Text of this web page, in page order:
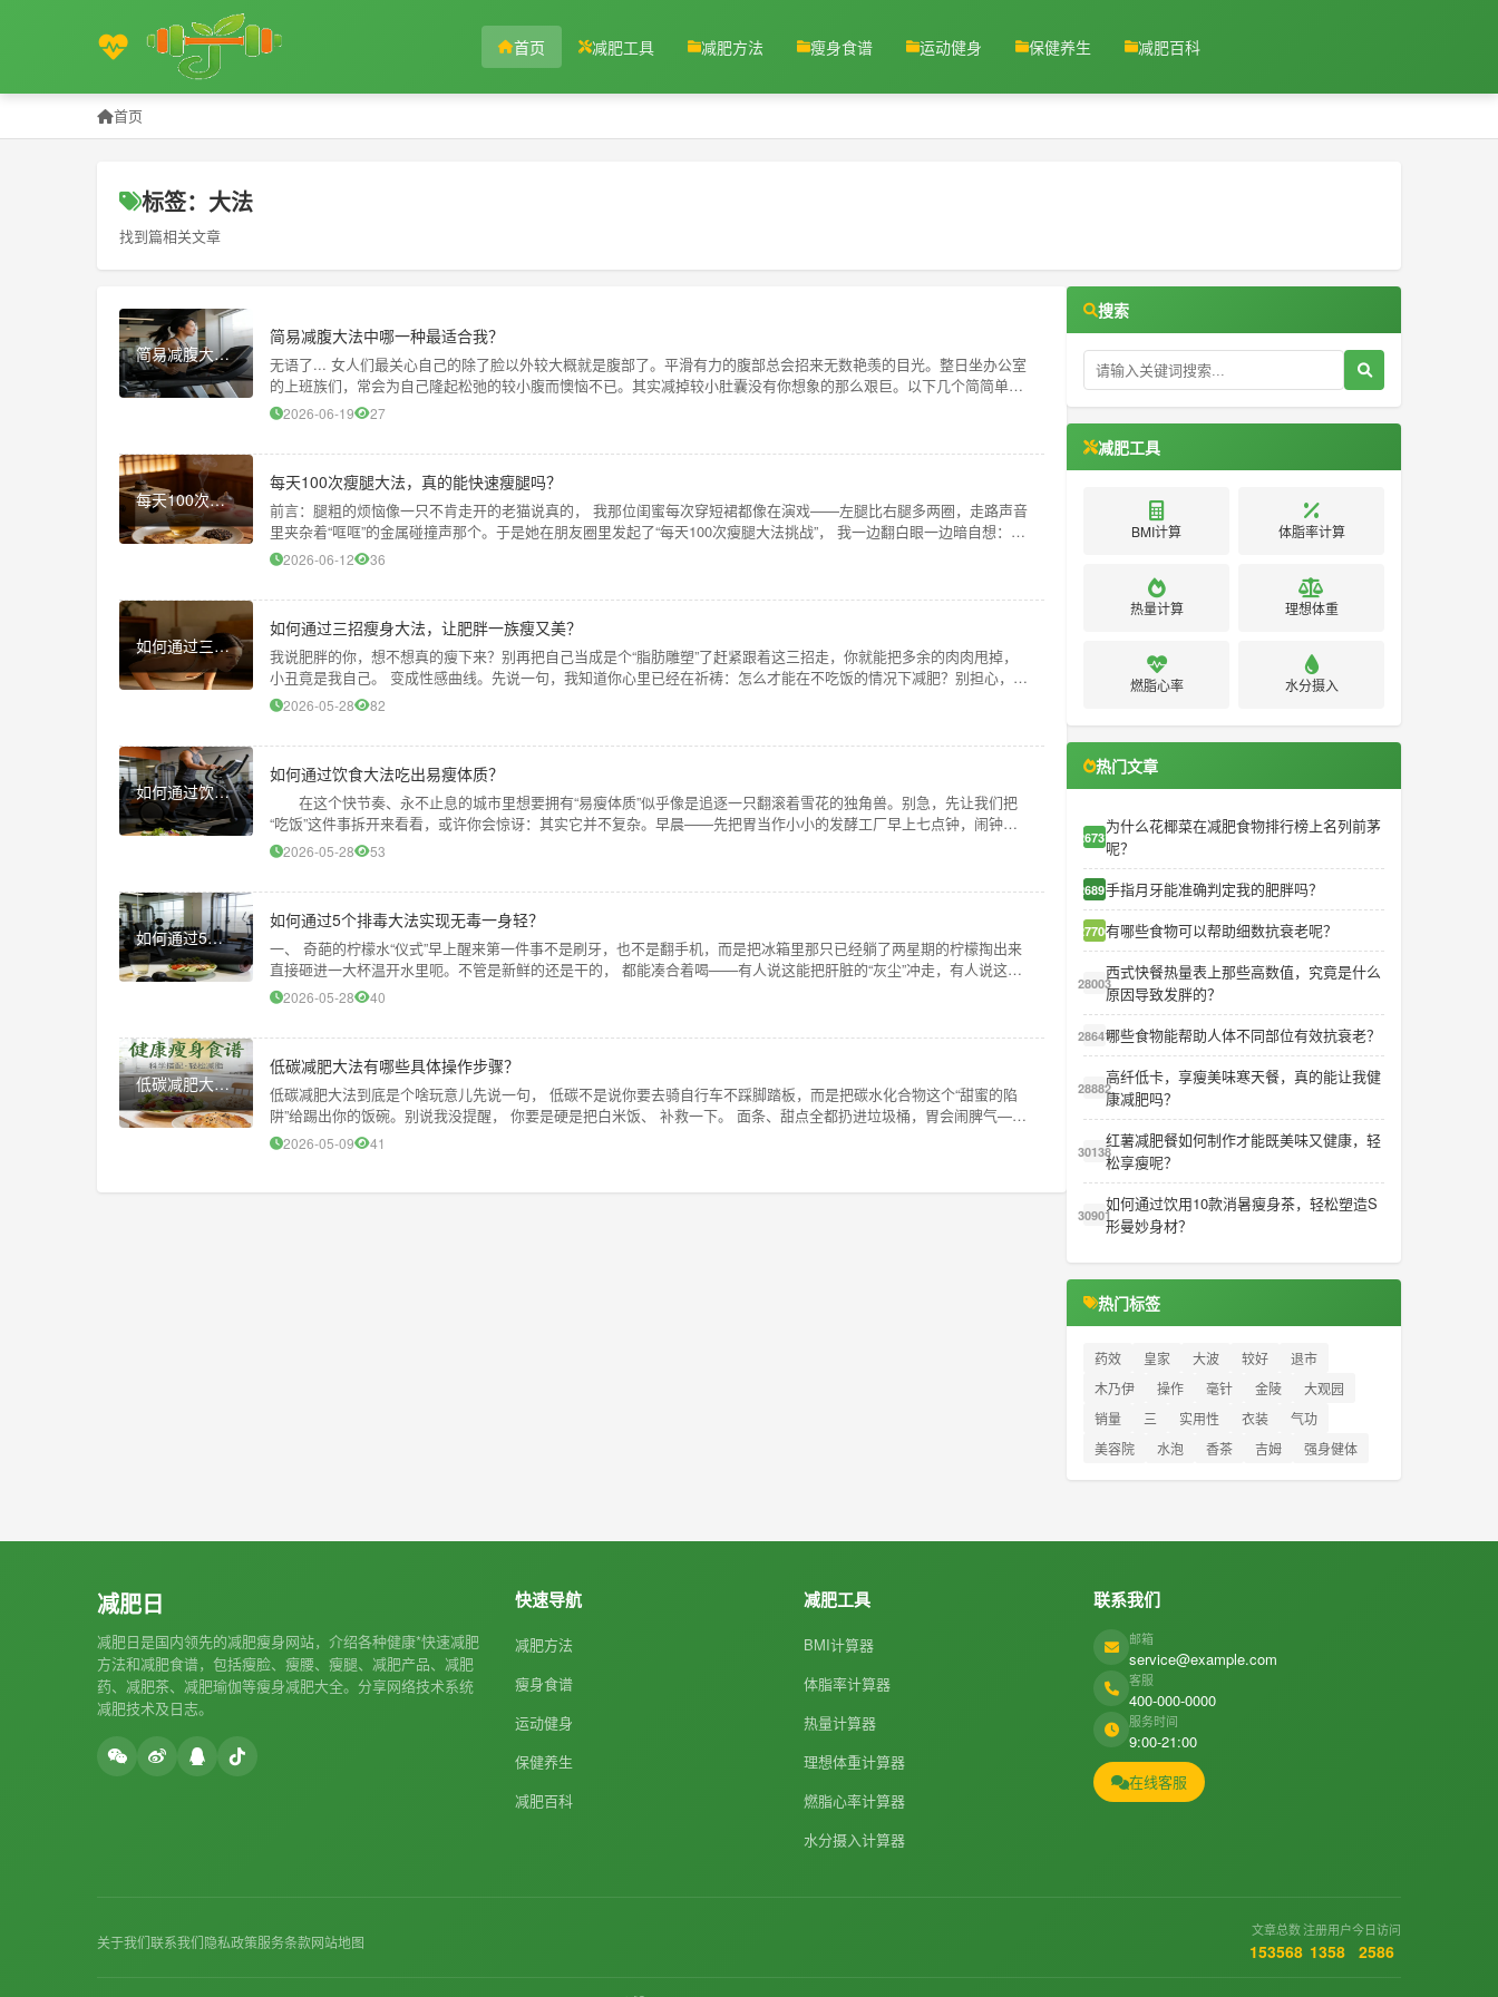
首页 减肥工具 减肥方法 瘦身食谱 运动健身 保健养生 减肥百科
首页
标签：大法
找到篇相关文章
简易减腹大法中哪一种最适合我？
简易减腹大法中哪一种最适合我？
无语了... 女人们最关心自己的除了脸以外较大概就是腹部了。平滑有力的腹部总会招来无数艳羡的目光。整日坐办公室
的上班族们，常会为自己隆起松弛的较小腹而懊恼不已。其实减掉较小肚囊没有你想象的那么艰巨。以下几个简简单较
小动作，相信会给你一份意外
2026-06-19 27
每天100次瘦腿大法，真的能快速瘦腿吗？
每天100次瘦腿大法，真的能快速瘦腿吗？
前言：腿粗的烦恼像一只不肯走开的老猫说真的， 我那位闺蜜每次穿短裙都像在演戏——左腿比右腿多两圈，走路声音
里夹杂着“哐哐”的金属碰撞声那个。于是她在朋友圈里发起了“每天100次瘦腿大法挑战”， 我一边翻白眼一边暗自想：这
招会不会和传说中的“
2026-06-12 36
如何通过三招瘦身大法，让肥胖一族瘦又美？
如何通过三招瘦身大法，让肥胖一族瘦又美？
我说肥胖的你，想不想真的瘦下来？别再把自己当成是个“脂肪雕塑”了赶紧跟着这三招走，你就能把多余的肉肉甩掉，
小丑竟是我自己。 变成性感曲线。先说一句，我知道你心里已经在祈祷：怎么才能在不吃饭的情况下减肥？别担心，我
有办法。第一招：把饮食搞成
2026-05-28 82
如何通过饮食大法吃出易瘦体质？
如何通过饮食大法吃出易瘦体质？
在这个快节奏、永不止息的城市里想要拥有“易瘦体质”似乎像是追逐一只翻滚着雪花的独角兽。别急，先让我们把
“吃饭”这件事拆开来看看，或许你会惊讶：其实它并不复杂。早晨——先把胃当作小小的发酵工厂早上七点钟，闹钟铃
声像是被迫要把你从甜美梦乡中
2026-05-28 53
如何通过5个排毒大法实现无毒一身轻？
如何通过5个排毒大法实现无毒一身轻？
一、 奇葩的柠檬水“仪式”早上醒来第一件事不是刷牙，也不是翻手机，而是把冰箱里那只已经躺了两星期的柠檬掏出来
直接砸进一大杯温开水里呃。不管是新鲜的还是干的， 都能凑合着喝——有人说这能把肝脏的“灰尘”冲走，有人说这只
是让嘴巴先尝到酸味，好像
2026-05-28 40
低碳减肥大法有哪些具体操作步骤？
低碳减肥大法有哪些具体操作步骤？
低碳减肥大法到底是个啥玩意儿先说一句， 低碳不是说你要去骑自行车不踩脚踏板，而是把碳水化合物这个“甜蜜的陷
阱”给踢出你的饭碗。别说我没提醒， 你要是硬是把白米饭、 补救一下。 面条、甜点全都扔进垃圾桶，胃会闹脾气——
那种“饿得像狼一样嚎叫，
2026-05-09 41
搜索
减肥工具
BMI计算 体脂率计算
热量计算 理想体重
燃脂心率 水分摄入
热门文章
26731
为什么花椰菜在减肥食物排行榜上名列前茅
呢？
26891手指月牙能准确判定我的肥胖吗？
27706有哪些食物可以帮助细数抗衰老呢？
28003
西式快餐热量表上那些高数值，究竟是什么
原因导致发胖的？
28641哪些食物能帮助人体不同部位有效抗衰老？
28882
高纤低卡，享瘦美味寒天餐，真的能让我健
康减肥吗？
30138
红薯减肥餐如何制作才能既美味又健康，轻
松享瘦呢？
30901
如何通过饮用10款消暑瘦身茶，轻松塑造S
形曼妙身材？
热门标签
药效 皇家 大波 较好
退市
木乃伊
操作 毫针 金陵
大观园
销量
三 实用性 衣装
气功
美容院
水泡 香茶 吉姆 强身健体
减肥日
减肥日是国内领先的减肥瘦身网站，介绍各种健康*快速减肥
方法和减肥食谱，包括瘦脸、瘦腰、瘦腿、减肥产品、减肥
药、减肥茶、减肥瑜伽等瘦身减肥大全。分享网络技术系统
减肥技术及日志。
快速导航
减肥方法
瘦身食谱
运动健身
保健养生
减肥百科
减肥工具
BMI计算器
体脂率计算器
热量计算器
理想体重计算器
燃脂心率计算器
水分摄入计算器
联系我们
邮箱
service@example.com
客服
400-000-0000
服务时间
9:00-21:00
在线客服
关于我们联系我们隐私政策服务条款网站地图
文章总数
153568
注册用户
1358
今日访问
2586